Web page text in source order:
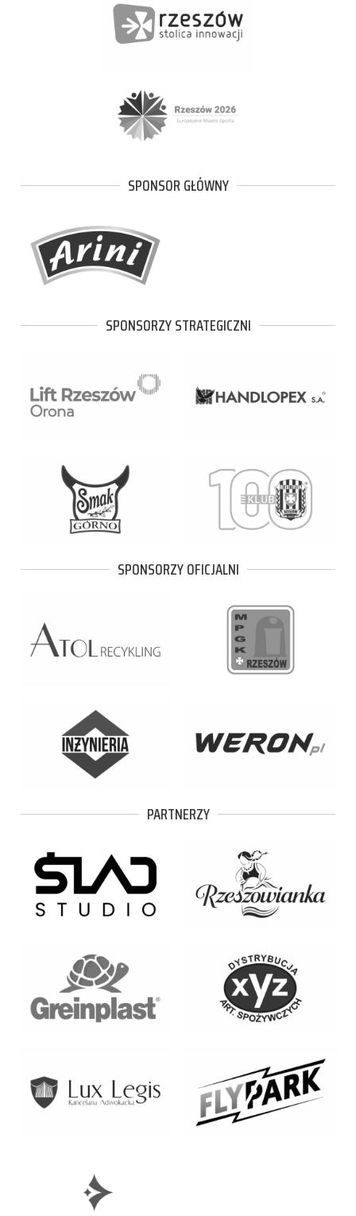
SPONSOR GŁÓWNY
SPONSORZY STRATEGICZNI
SPONSORZY OFICJALNI
PARTNERZY